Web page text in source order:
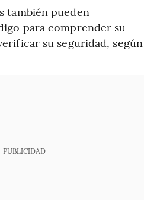
también pueden
para comprender su
su seguridad, según
PUBLICIDAD